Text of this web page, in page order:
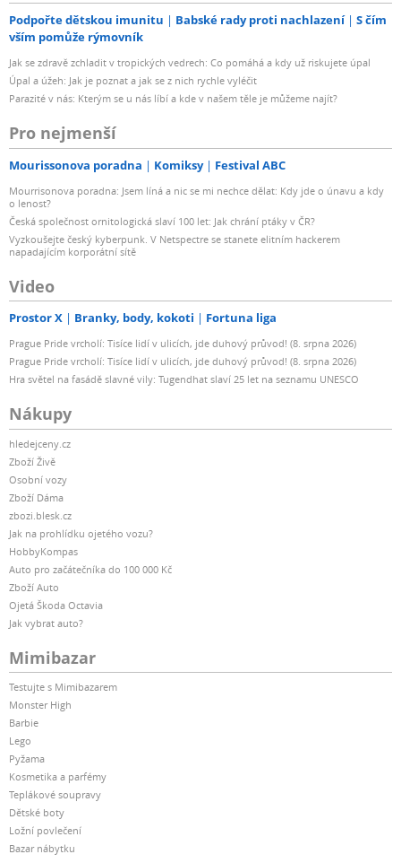
Podpořte dětskou imunitu Babské rady proti nachlazení
S čím
vším pomůže rýmovník
Jak se zdravě zchladit v tropických vedrech: Co pomáhá a kdy už riskujete úpal
Úpal a úžeh: Jak je poznat a jak se z nich rychle vyléčit
Parazité v nás: Kterým se u nás líbí a kde v našem těle je můžeme najít?
Pro nejmenší
Mourissonova poradna Komiksy Festival ABC
Mourrisonova poradna: Jsem líná a nic se mi nechce dělat: Kdy jde o únavu a kdy
o lenost?
Česká společnost ornitologická slaví 100 let: Jak chrání ptáky v ČR?
Vyzkoušejte český kyberpunk. V Netspectre se stanete elitním hackerem
napadajícím korporátní sítě
Video
Prostor X Branky, body, kokoti Fortuna liga
Prague Pride vrcholí: Tisíce lidí v ulicích, jde duhový průvod! (8. srpna 2026)
Prague Pride vrcholí: Tisíce lidí v ulicích, jde duhový průvod! (8. srpna 2026)
Hra světel na fasádě slavné vily: Tugendhat slaví 25 let na seznamu UNESCO
Nákupy
hledejceny.cz
Zboží Živě
Osobní vozy
Zboží Dáma
zbozi.blesk.cz
Jak na prohlídku ojetého vozu?
HobbyKompas
Auto pro začátečníka do 100 000 Kč
Zboží Auto
Ojetá Škoda Octavia
Jak vybrat auto?
Mimibazar
Testujte s Mimibazarem
Monster High
Barbie
Lego
Pyžama
Kosmetika a parfémy
Teplákové soupravy
Dětské boty
Ložní povlečení
Bazar nábytku